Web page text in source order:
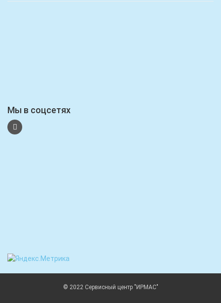
Мы в соцсетях
© 2022 Сервисный центр "ИРМАС"